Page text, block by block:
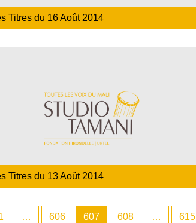
Titres du 16 Août 2014
Titres du 13 Août 2014
… 606 607 608 … 615